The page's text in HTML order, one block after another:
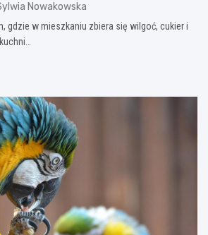
Nowakowska
gdzie w mieszkaniu zbiera się wilgoć, cukier i